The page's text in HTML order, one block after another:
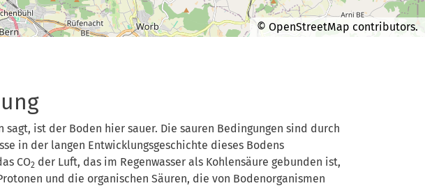
© OpenStreetMap contributors.
sagt, ist der Boden hier sauer. Die sauren Bedingungen sind durch
in der langen Entwicklungsgeschichte dieses Bodens
CO2 der Luft, das im Regenwasser als Kohlensäure gebunden ist,
und die organischen Säuren, die von Bodenorganismen